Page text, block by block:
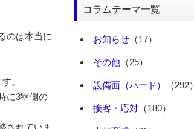
のは本当に
。
に3塁側の
されていま
コラムテーマ一覧
お知らせ （17）
その他 （25）
設備面（ハード） （292）
接客・応対 （180）